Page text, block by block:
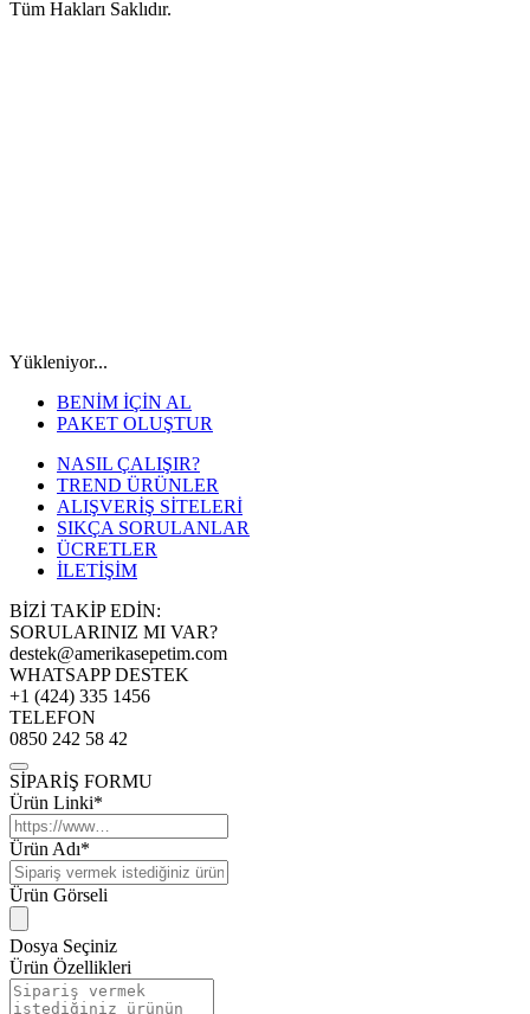
Tüm Hakları Saklıdır.
Yükleniyor...
BENİM İÇİN AL
PAKET OLUŞTUR
NASIL ÇALIŞIR?
TREND ÜRÜNLER
ALIŞVERİŞ SİTELERİ
SIKÇA SORULANLAR
ÜCRETLER
İLETİŞİM
BİZİ TAKİP EDİN:
SORULARINIZ MI VAR?
destek@amerikasepetim.com
WHATSAPP DESTEK
+1 (424) 335 1456
TELEFON
0850 242 58 42
SİPARİŞ FORMU
Ürün Linki*
Ürün Adı*
Ürün Görseli
Dosya Seçiniz
Ürün Özellikleri